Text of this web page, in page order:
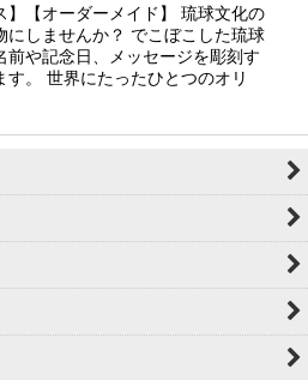
】【オーダーメイド】 琉球文化の
にしませんか？ でこぼこした琉球
前や記念日、メッセージを彫刻す
す。 世界にたったひとつのオリ